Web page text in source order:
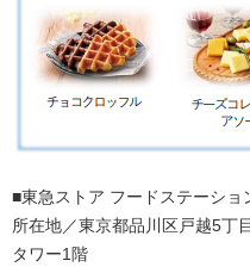
■東急ストア フードステーショ
所在地／東京都品川区戸越5丁
タワー1階